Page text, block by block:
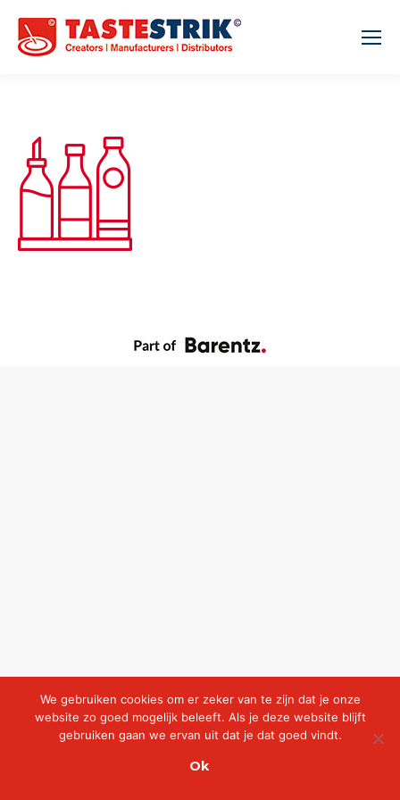
We gebruiken cookies om er zeker van te zijn dat je onze
website zo goed mogelijk beleeft. Als je deze website blijft
gebruiken gaan we ervan uit dat je dat goed vindt.
Ok